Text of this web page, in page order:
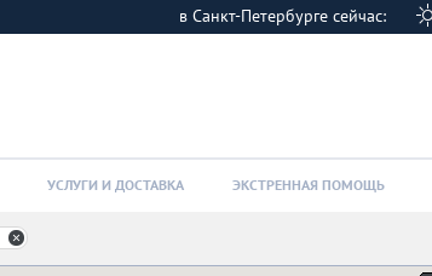
в Санкт-Петербурге сейчас:
УСЛУГИ И ДОСТАВКА ЭКСТРЕННАЯ ПОМОЩЬ